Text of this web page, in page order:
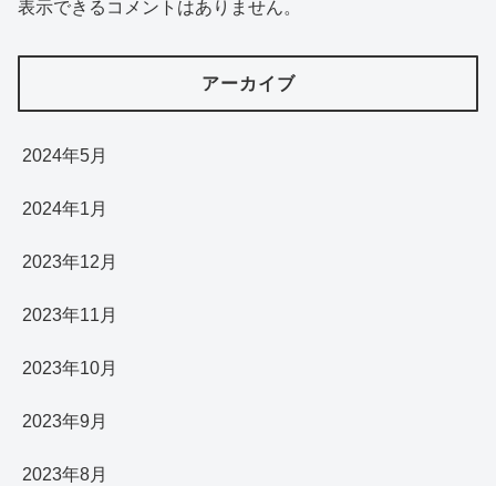
表示できるコメントはありません。
アーカイブ
2024年5月
2024年1月
2023年12月
2023年11月
2023年10月
2023年9月
2023年8月